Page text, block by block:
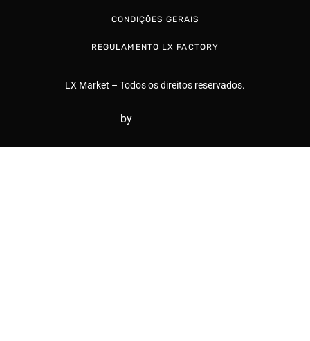
CONDIÇÕES GERAIS
REGULAMENTO LX FACTORY
LX Market – Todos os direitos reservados.
by